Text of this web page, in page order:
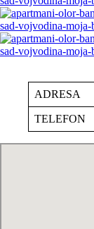
ADRESA
TELEFON